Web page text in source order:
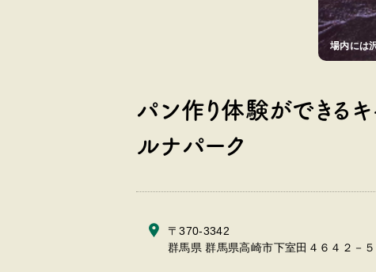
場内には
パン作り体験ができる
ルナパーク
〒370-3342
群馬県 群馬県高崎市下室田４６４２－５